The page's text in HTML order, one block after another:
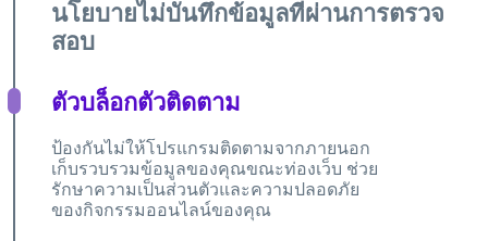
นโยบายไม่บันทึกข้อมูลที่ผ่านการตรวจ
สอบ
ตัวบล็อกตัวติดตาม
ป้องกันไม่ให้โปรแกรมติดตามจากภายนอก
เก็บรวบรวมข้อมูลของคุณขณะท่องเว็บ ช่วย
รักษาความเป็นส่วนตัวและความปลอดภัย
ของกิจกรรมออนไลน์ของคุณ